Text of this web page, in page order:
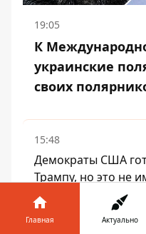
19:05
К
украинские
своих
15:48
Демократы США
Трампу, но это не
15:12
Главная Актуально